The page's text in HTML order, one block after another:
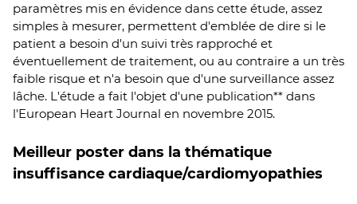
paramètres mis en évidence dans cette étude, assez
simples à mesurer, permettent d'emblée de dire si le
patient a besoin d'un suivi très rapproché et
éventuellement de traitement, ou au contraire a un très
faible risque et n'a besoin que d'une surveillance assez
lâche. L'étude a fait l'objet d'une publication** dans
l'European Heart Journal en novembre 2015.
Meilleur poster dans la thématique
insuffisance cardiaque/cardiomyopathies